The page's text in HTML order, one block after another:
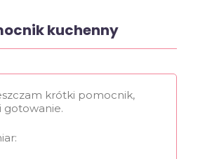
kuchenny
krótki pomocnik,
gotowanie.